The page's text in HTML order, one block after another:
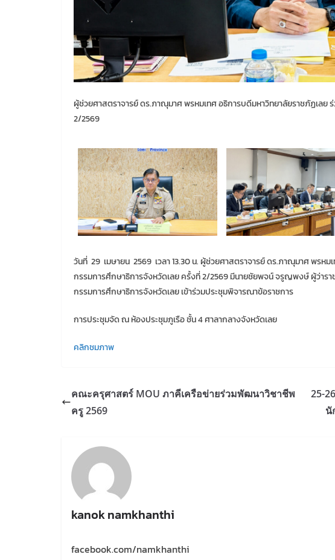
ผู้ช่วยศาสตราจารย์ ดร.ภาณุมาศ พรหมเทศ อธิการบดีมหาวิทยาลัยราชภัฏเลย
2/2569
วันที่ 29 เมษายน 2569 เวลา 13.30 น. ผู้ช่วยศาสตราจารย์ ดร.ภาณุมาศ พรห
กรรมการศึกษาธิการจังหวัดเลย ครั้งที่ 2/2569 มีนายชัยพจน์ จรูญพงษ์ ผู้ว่ารา
กรรมการศึกษาธิการจังหวัดเลย เข้าร่วมประชุมพิจารณาข้อราชการ
การประชุมจัด ณ ห้องประชุมภูเรือ ชั้น 4 ศาลากลางจังหวัดเลย
คลิกชมภาพ
คณะครุศาสตร์ MOU ภาคีเครือข่ายร่วมพัฒนาวิชาชีพ
ครู 2569
25-
นั
kanok namkhanthi
facebook.com/namkhanthi